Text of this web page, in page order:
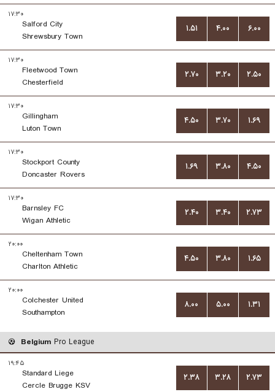
۱۷:۳۰
Salford City
Shrewsbury Town
۱.۵۱ ۴.۰۰ ۶.۰۰
۱۷:۳۰
Fleetwood Town
Chesterfield
۲.۷۰ ۳.۲۰ ۲.۵۰
۱۷:۳۰
Gillingham
Luton Town
۴.۵۰ ۳.۷۰ ۱.۶۹
۱۷:۳۰
Stockport County
Doncaster Rovers
۱.۶۹ ۳.۸۰ ۴.۵۰
۱۷:۳۰
Barnsley FC
Wigan Athletic
۲.۴۰ ۳.۴۰ ۲.۷۳
۲۰:۰۰
Cheltenham Town
Charlton Athletic
۴.۵۰ ۳.۸۰ ۱.۶۵
۲۰:۰۰
Colchester United
Southampton
۸.۰۰ ۵.۰۰ ۱.۳۱
Belgium Pro League
۱۹:۴۵
Standard Liege
Cercle Brugge KSV
۲.۳۸ ۳.۲۸ ۲.۷۳